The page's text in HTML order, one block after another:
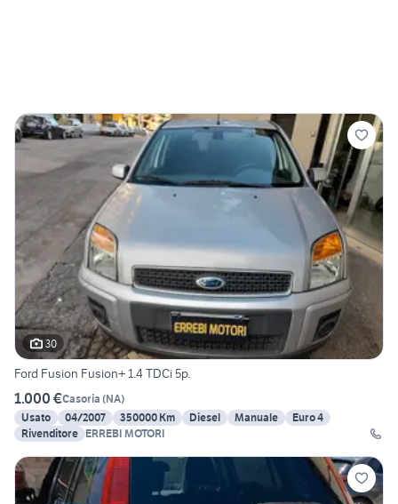
30
Ford Fusion Fusion+ 1.4 TDCi 5p.
1.000 €Casoria (NA)
Usato
04/2007 350000 Km Diesel Manuale
Euro 4
Rivenditore ERREBI MOTORI